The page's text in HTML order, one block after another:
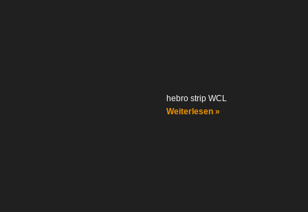
hebro strip WCL
Weiterlesen »